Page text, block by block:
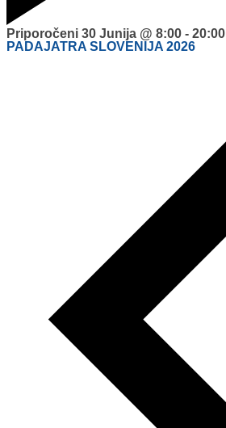
Priporočeni 30 Junija @ 8:00 - 20:00
PADAJATRA SLOVENIJA 2026